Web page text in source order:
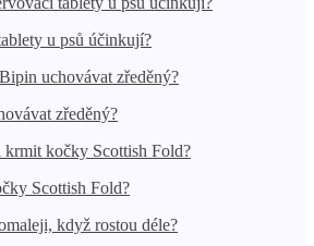
u psů účinkují?
zředěný?
Scottish Fold?